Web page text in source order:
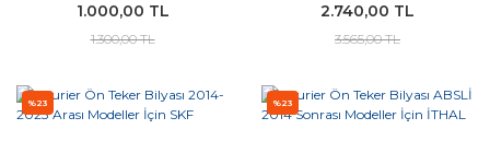
1.000,00 TL
1.300,00 TL
2.740,00 TL
3.565,00 TL
%23 %23